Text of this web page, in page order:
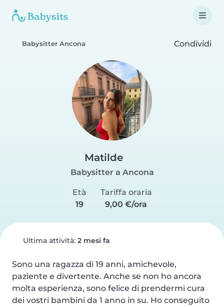
Babysitter Ancona Condividi
Matilde
Babysitter a Ancona
Età
19
Tariffa oraria
9,00 €/ora
Ultima attività: 2 mesi fa
Sono una ragazza di 19 anni, amichevole,
paziente e divertente. Anche se non ho ancora
molta esperienza, sono felice di prendermi cura
dei vostri bambini da 1 anno in su. Ho conseguito